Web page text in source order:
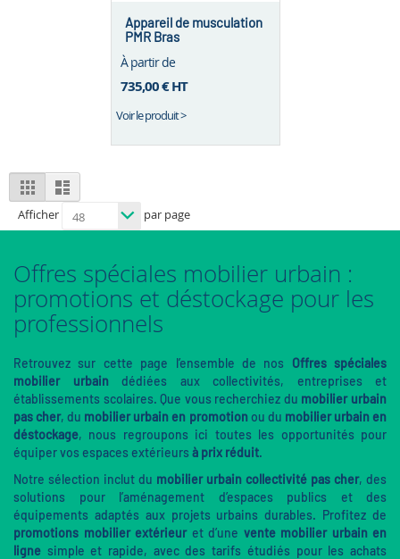
Appareil de musculation
PMR Bras
À partir de
735,00 €HT
Voir le produit >
View
as
Grid List
Afficher par page
Offres spéciales mobilier urbain :
promotions et déstockage pour les
professionnels
Retrouvez sur cette page l’ensemble de nos Offres spéciales
mobilier urbaindédiées aux collectivités, entreprises et
établissements scolaires. Que vous recherchiez du mobilier urbain
pas cher, du mobilier urbain en promotionou du mobilier urbain en
déstockage, nous regroupons ici toutes les opportunités pour
équiper vos espaces extérieursà prix réduit.
Notre sélection inclut du mobilier urbain collectivité pas cher, des
solutions pour l’aménagement d’espaces publics et des
équipements adaptés aux projets urbains durables. Profitez de
promotions mobilier extérieuret d’une vente mobilier urbain en
ligne simple et rapide, avec des tarifs étudiés pour les achats